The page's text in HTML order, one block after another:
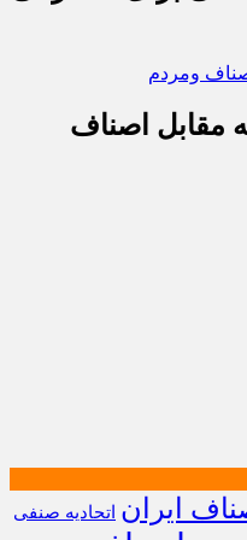
مقابل اصناف
ایران اتحادیه صنفی